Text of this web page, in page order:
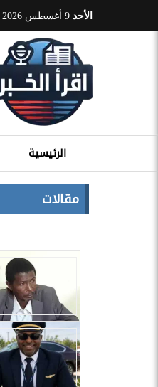
الأحد
الرئيسية
مقالات